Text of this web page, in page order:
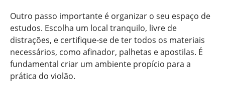
Outro passo importante é organizar o seu espaço de
estudos. Escolha um local tranquilo, livre de
distrações, e certifique-se de ter todos os materiais
necessários, como afinador, palhetas e apostilas. É
fundamental criar um ambiente propício para a
prática do violão.